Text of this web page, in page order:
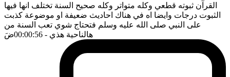
القرآن ثبوته قطعي وكله متواتر وكله صحيح السنة تختلف انها فيها
الثبوت درجات وايضا اه في هناك احاديث ضعيفة او موضوعة كذبت
على النبي صلى الله عليه وسلم فتحتاج شوي تعب السنة من
هالناحية هذي - 00:00:56 ضَ